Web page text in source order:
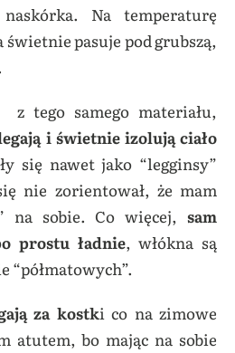
Na temperaturę
pasuje pod grubszą,
tego samego materiału,
i świetnie izolują ciało
się nawet jako “legginsy”
nie zorientował, że mam
na sobie. Co więcej, sam
prostu ładnie, włókna są
“półmatowych”.
za kostki co na zimowe
atutem, bo mając na sobie